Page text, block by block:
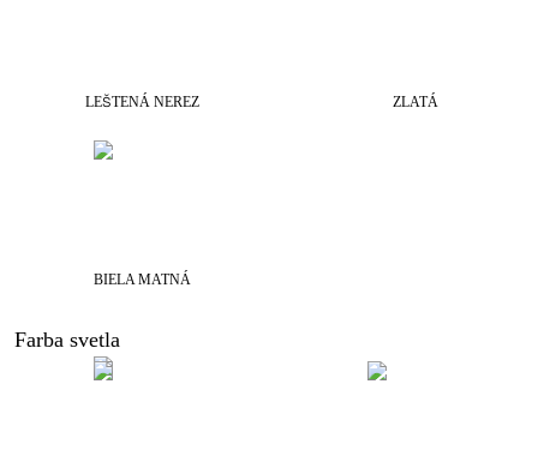
LEŠTENÁ NEREZ ZLATÁ
BIELA MATNÁ
Farba svetla